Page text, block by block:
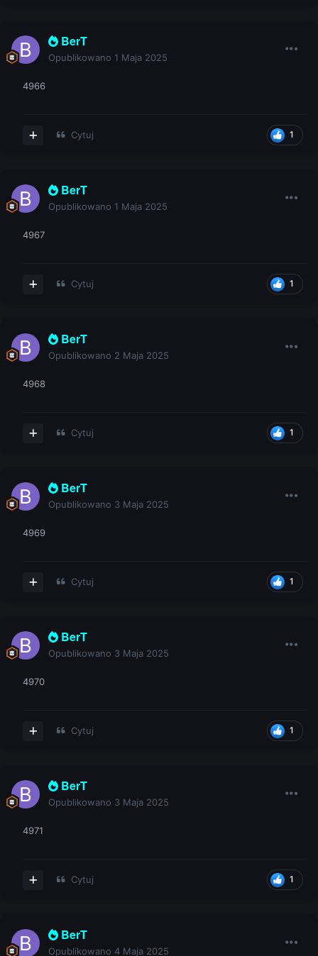
BerT
Opublikowano 1 Maja 2025
4966
1
Cytuj
BerT
Opublikowano 1 Maja 2025
4967
1
Cytuj
BerT
Opublikowano 2 Maja 2025
4968
1
Cytuj
BerT
Opublikowano 3 Maja 2025
4969
1
Cytuj
BerT
Opublikowano 3 Maja 2025
4970
1
Cytuj
BerT
Opublikowano 3 Maja 2025
4971
1
Cytuj
BerT
Opublikowano 4 Maja 2025